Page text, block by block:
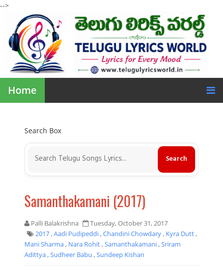
-->
Home
Search Box
Samanthakamani (2017)
Palli Balakrishna
Tuesday, October 31, 2017
2017,Aadi Pudipeddi,Chandini Chowdary, Kyra Dutt,
Mani Sharma, Nara Rohit,Samanthakamani,Sriram
Adittya,Sudheer Babu ,Sundeep Kishan